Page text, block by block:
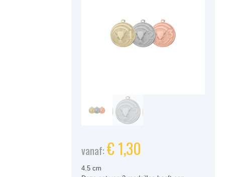
vanaf:€1,30
4.5 cm